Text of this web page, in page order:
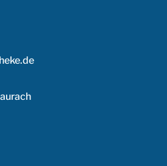
2 3 4 3 4
3 0 8 4 9
apotheke.de